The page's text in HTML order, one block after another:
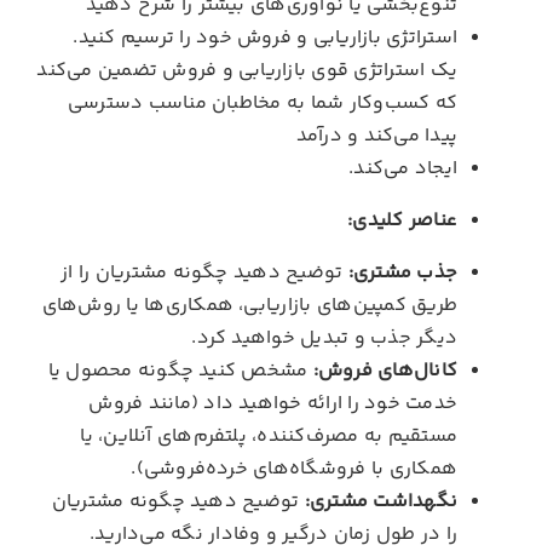
استراتژی بازاریابی و فروش خود را ترسیم کنید.
یک استراتژی قوی بازاریابی و فروش تضمین می‌کند
که کسب‌وکار شما به مخاطبان مناسب دسترسی
پیدا می‌کند و درآمد
ایجاد می‌کند.
عناصر کلیدی:
جذب مشتری: توضیح دهید چگونه مشتریان را از
طریق کمپین‌های بازاریابی، همکاری‌ها یا روش‌های
دیگر جذب و تبدیل خواهید کرد.
کانال‌های فروش: مشخص کنید چگونه محصول یا
خدمت خود را ارائه خواهید داد (مانند فروش
مستقیم به مصرف‌کننده، پلتفرم‌های آنلاین، یا
همکاری با فروشگاه‌های خرده‌فروشی).
نگهداشت مشتری: توضیح دهید چگونه مشتریان
را در طول زمان درگیر و وفادار نگه می‌دارید.